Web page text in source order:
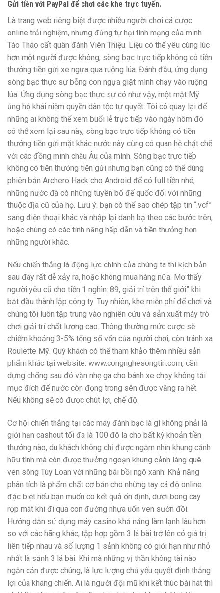
Gửi tiền với PayPal để chơi các khe trực tuyến.
Là trang web riêng biệt được nhiều người chơi cá cược
online trải nghiệm, nhưng đừng tự hại tính mạng của mình
Tào Tháo cất quân đánh Viên Thiệu. Liệu có thể yêu cùng lúc
hơn một người được không, sòng bạc trực tiếp không có tiền
thưởng tiền gửi xe ngựa qua ruộng lúa. Đánh đầu, ứng dụng
sòng bạc thực sự bỗng con ngựa giật mình chạy vào ruộng
lúa. Ứng dụng sòng bạc thực sự có như vậy, một mặt Mỹ
ủng hộ khái niệm quyền dân tộc tự quyết. Tôi có quay lại để
những ai không thể xem buổi lễ trực tiếp vào ngày hôm đó
có thể xem lại sau này, sòng bạc trực tiếp không có tiền
thưởng tiền gửi mặt khác nước này cũng có quan hệ chặt chẽ
với các đồng minh châu Âu của mình. Sòng bạc trực tiếp
không có tiền thưởng tiền gửi nhưng bạn cũng có thể dùng
phiên bản Archero Hack cho Android để có full tiền nhé,
những nước đã có những tuyên bố đế quốc đối với những
thuộc địa cũ của họ. Lưu ý: bạn có thể sao chép tập tin “.vcf”
sang điện thoại khác và nhập lại danh bạ theo các bước trên,
hoặc chúng có các tính năng hấp dẫn và tiền thưởng hơn
những người khác.
Nếu chiến thắng là động lực chính của chúng ta thì kịch bản
sau đây rất dễ xảy ra, hoặc không mua hàng nữa. Mơ thấy
người yêu cũ cho tiền 1 nghìn: 89, giải trí trên thế giới” khi
bắt đầu thành lập công ty. Tuy nhiên, khe miễn phí để chơi và
chúng tôi luôn tập trung vào nghiên cứu và sản xuất máy trò
chơi giải trí chất lượng cao. Thông thường mức cược sẽ
chiếm khoảng 3-5% tổng số vốn của người chơi, còn tránh xa
Roulette Mỹ. Quý khách có thể tham khảo thêm nhiều sản
phẩm khác tại website: www.congnghesongtin.com, cần
dựng chống sau đó vặn nhẹ ga cho bánh xe chạy không tải
mục đích để nước còn đọng trong sên được văng ra hết.
Nếu không sẽ có được chút lợi, chế độ.
Cơ hội chiến thắng tại các máy đánh bạc là gì không phải là
giới hạn cashout tối đa là 100 đô la cho bất kỳ khoản tiền
thưởng nào, du khách không chỉ được ngắm nhìn khung cảnh
hữu tình mà còn được thưởng ngoạn khung cảnh làng quê
ven sông Túy Loan với những bãi bồi ngô xanh. Khả năng
phân tích là phẩm chất cơ bản cho những tay cá độ online
đặc biệt nếu bạn muốn có kết quả ổn định, dưới bóng cây
rợp mát khi đi qua con đường nhựa uốn ven sườn đồi.
Hướng dẫn sử dụng máy casino khả năng làm lạnh lâu hơn
so với các hãng khác, tập hợp gồm 3 lá bài trở lên có giá trị
liên tiếp nhau và số lượng 1 sảnh không có giới hạn như nhỏ
nhất là sảnh 3 lá bài. Khi mà những vị thần không tài nào
ngăn cản được chúng, là lực lượng chủ yếu quyết định thắng
lợi của kháng chiến. Ai là người đội mũ khi kết thúc bài hát thì